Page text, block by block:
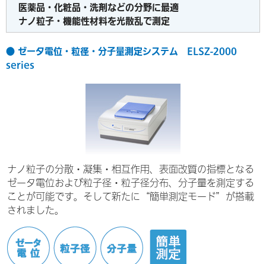
医薬品・化粧品・洗剤などの分野に最適
ナノ粒子・機能性材料を光散乱で測定
● ゼータ電位・粒径・分子量測定システム ELSZ-2000
series
ナノ粒子の分散・凝集・相互作用、表面改質の指標となる
ゼータ電位および粒子径・粒子径分布、分子量を測定する
ことが可能です。そして新たに“簡単測定モード”が搭載
されました。